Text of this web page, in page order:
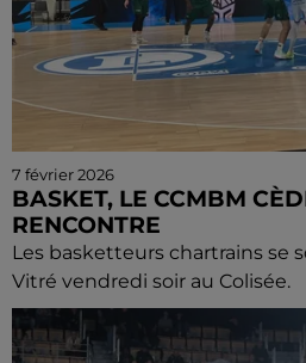
7 février 2026
BASKET, LE CCMBM
RENCONTRE
Les basketteurs chartrains se
Vitré vendredi soir au Colisée.